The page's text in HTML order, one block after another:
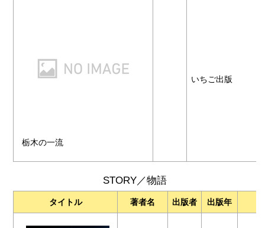
栃木の一流
いちご出版
STORY／物語
タイトル 著者名 出版者 出版年